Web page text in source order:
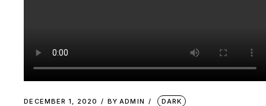
DECEMBER 1, 2020 BY ADMIN DARK